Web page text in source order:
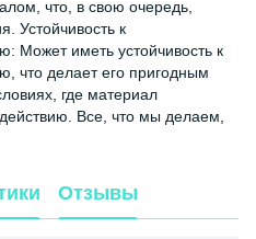
что, в свою очередь,
Устойчивость к
Может иметь устойчивость к
что делает его пригодным
где материал
Все, что мы делаем,
Отзывы